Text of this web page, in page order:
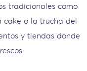
tradicionales como
cake o la trucha del
y tiendas donde